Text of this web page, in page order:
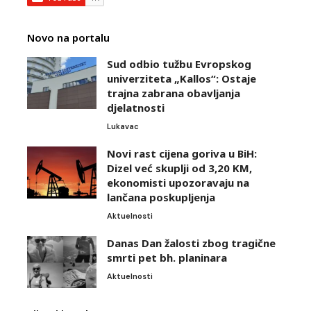
Novo na portalu
Sud odbio tužbu Evropskog
univerziteta „Kallos“: Ostaje
trajna zabrana obavljanja
djelatnosti
Lukavac
Novi rast cijena goriva u BiH:
Dizel već skuplji od 3,20 KM,
ekonomisti upozoravaju na
lančana poskupljenja
Aktuelnosti
Danas Dan žalosti zbog tragične
smrti pet bh. planinara
Aktuelnosti